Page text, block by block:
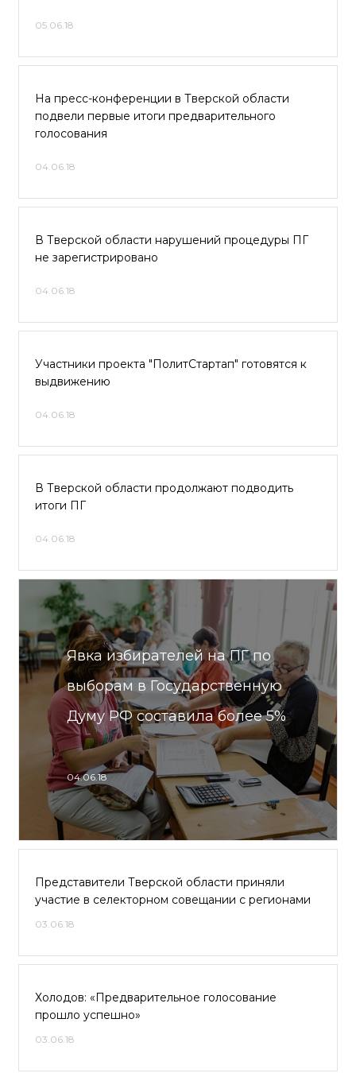
05.06.18
На пресс-конференции в Тверской области
подвели первые итоги предварительного
голосования
04.06.18
В Тверской области нарушений процедуры ПГ
не зарегистрировано
04.06.18
Участники проекта "ПолитСтартап" готовятся к
выдвижению
04.06.18
В Тверской области продолжают подводить
итоги ПГ
04.06.18
Явка избирателей на ПГ по
выборам в Государственную
Думу РФ составила более 5%
04.06.18
Представители Тверской области приняли
участие в селекторном совещании с регионами
03.06.18
Холодов: «Предварительное голосование
прошло успешно»
03.06.18